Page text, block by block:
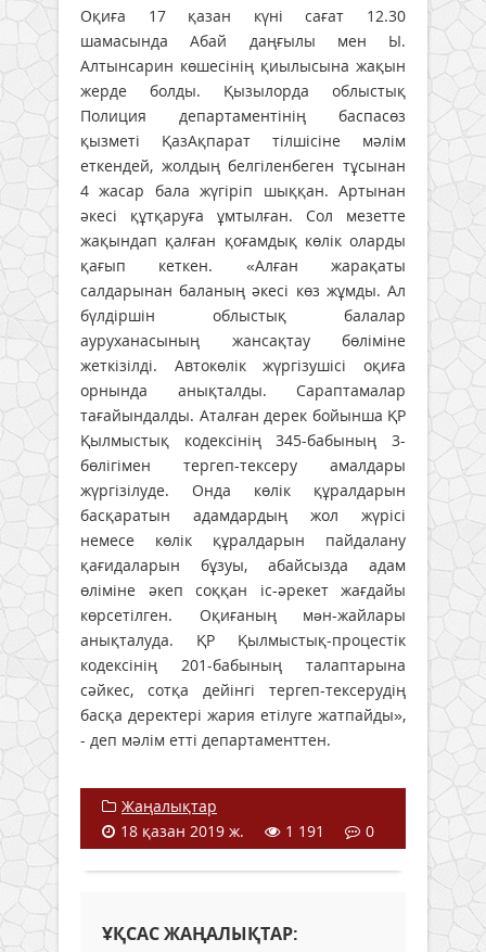
Оқиға 17 қазан күні сағат 12.30
шамасында Абай даңғылы мен Ы.
Алтынсарин көшесінің қиылысына жақын
жерде болды. Қызылорда облыстық
Полиция департаментінің баспасөз
қызметі ҚазАқпарат тілшісіне мәлім
еткендей, жолдың белгіленбеген тұсынан
4 жасар бала жүгіріп шыққан. Артынан
әкесі құтқаруға ұмтылған. Сол мезетте
жақындап қалған қоғамдық көлік оларды
қағып кеткен. «Алған жарақаты
салдарынан баланың әкесі көз жұмды. Ал
бүлдіршін облыстық балалар
ауруханасының жансақтау бөліміне
жеткізілді. Автокөлік жүргізушісі оқиға
орнында анықталды. Сараптамалар
тағайындалды. Аталған дерек бойынша ҚР
Қылмыстық кодексінің 345-бабының 3-
бөлігімен тергеп-тексеру амалдары
жүргізілуде. Онда көлiк құралдарын
басқаратын адамдардың жол жүрісі
немесе көлiк құралдарын пайдалану
қағидаларын бұзуы, абайсызда адам
өліміне әкеп соққан іс-әрекет жағдайы
көрсетілген. Оқиғаның мəн-жайлары
анықталуда. ҚР Қылмыстық-процестік
кодексінің 201-бабының талаптарына
сәйкес, сотқа дейінгі тергеп-тексерудің
басқа деректері жария етілуге жатпайды»,
- деп мәлім етті департаменттен.
Жаңалықтар
18 қазан 2019 ж.
1 191 0
ҰҚСАС ЖАҢАЛЫҚТАР: